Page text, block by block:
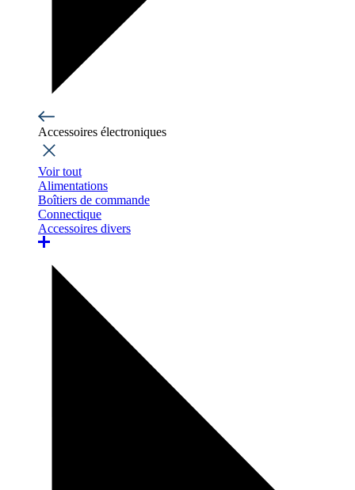
Accessoires électroniques
Voir tout
Alimentations
Boîtiers de commande
Connectique
Accessoires divers